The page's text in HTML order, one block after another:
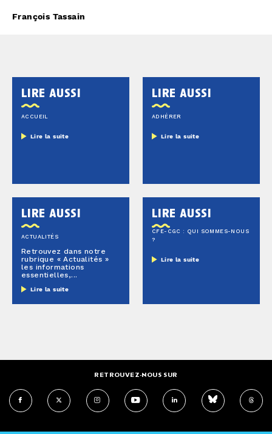
François Tassain
lire aussi
ACCUEIL
Lire la suite
lire aussi
ADHÉRER
Lire la suite
lire aussi
ACTUALITÉS
Retrouvez dans notre
rubrique « Actualités »
les informations
essentielles,...
Lire la suite
lire aussi
CFE-CGC : QUI SOMMES-NOUS
?
Lire la suite
RETROUVEZ-NOUS SUR